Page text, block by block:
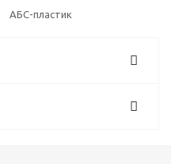
АБС-пластик